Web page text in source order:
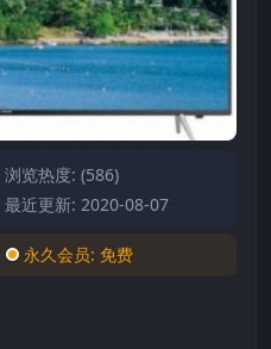
浏览热度: (586)
最近更新: 2020-08-07
永久会员: 免费